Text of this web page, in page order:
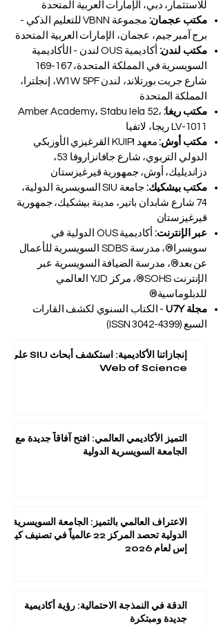
المتحدة، مبنى المدير التنفيذي، مجمع دبي
للاستثمار، دبي، الإمارات العربية المتحدة
مكتب عجمان:
مجموعة VBNN للتعليم الذكي -
برج آمبر جيم، عجمان، الإمارات العربية المتحدة
مكتب لندن:
أكاديمية OUS لندن - الأكاديمية
السويسرية في المملكة المتحدة، 167-169
المملكة المتحدة
مكتب ريغا:Amber Academy، Stabu Iela 52،
LV-1011 ريجا، لاتفيا
مكتب أوش:
معهد KUIPI القرغيزي الأوزبكي
الدولي التربوي، شارع جافانزاروفا 53،
دزانديليك، أوش، جمهورية قيرغيزستان
مكتب بيشكيك:
جامعة SIU السويسرية الدولية،
74 شارع شابدان باتير، مدينة بيشكيك، جمهورية
قيرغيزستان
عبر الإنترنت:
أكاديمية OUS الدولية في
سويسرا®، مدرسة SDBS السويسرية للأعمال
عن بعد®، مدرسة الضيافة السويسرية عبر
للدبلوماسية®
مجلة U7Y
- الكتاب السنوي لكشف القارات
التميز الأكاديمي العالمي: افتح آفاقاً جديدة مع
الاعتراف العالمي بالتميز: الجامعة السويسرية